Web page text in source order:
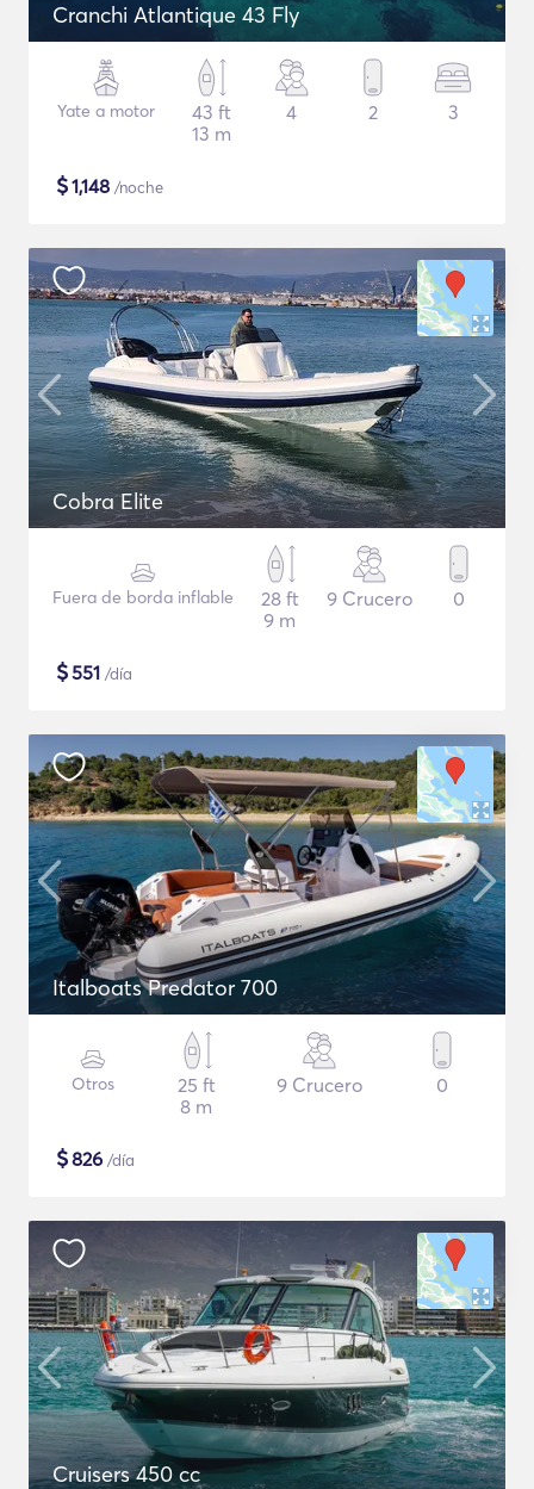
Cranchi Atlantique 43 Fly
Yate a motor
43 ft
13 m
4 2 3
$1,148 /noche
Cobra Elite
Fuera de borda inflable
28 ft
9 m
9 Crucero 0
$551 /día
Italboats Predator 700
Otros
25 ft
8 m
9 Crucero 0
$826 /día
Cruisers 450 cc